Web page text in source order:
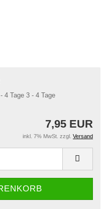
3 - 4 Tage
7,95 EUR
inkl. 7% MwSt. zzgl. Versand